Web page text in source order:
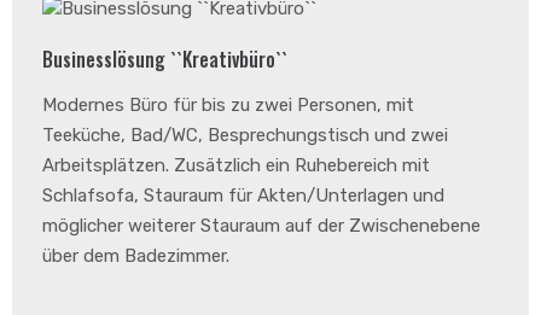
Businesslösung ``Kreativbüro``
Modernes Büro für bis zu zwei Personen, mit
Teeküche, Bad/WC, Besprechungstisch und zwei
Arbeitsplätzen. Zusätzlich ein Ruhebereich mit
Schlafsofa, Stauraum für Akten/Unterlagen und
möglicher weiterer Stauraum auf der Zwischenebene
über dem Badezimmer.